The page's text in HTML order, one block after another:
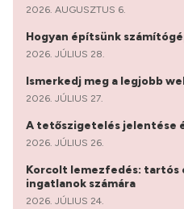
2026. AUGUSZTUS 6.
Hogyan építsünk
2026. JÚLIUS 28.
Ismerkedj meg a legjobb
2026. JÚLIUS 27.
A tetőszigetelés jelentése
2026. JÚLIUS 26.
Korcolt lemezfedés: tartós
ingatlanok számára
2026. JÚLIUS 24.